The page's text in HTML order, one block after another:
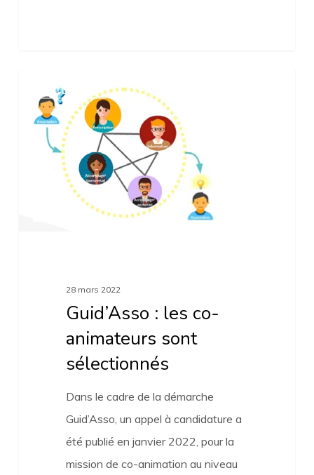
animateurs
Actualités
28 mars 2022
Guid’Asso : les co-
animateurs sont
sélectionnés
Dans le cadre de la démarche
Guid’Asso, un appel à candidature a
été publié en janvier 2022, pour la
mission de co-animation au niveau